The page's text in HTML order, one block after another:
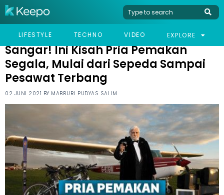
LIFESTYLE TECHNO VIDEO EXPLORE
HOME VIRAL
SANGAR! INI KISAH PRIA PEMAKAN SEGALA, MULAI DARI SEPEDA
Sangar! Ini Kisah Pria Pemakan
Segala, Mulai dari Sepeda Sampai
Pesawat Terbang
02 JUNI 2021 BY MABRURI PUDYAS SALIM